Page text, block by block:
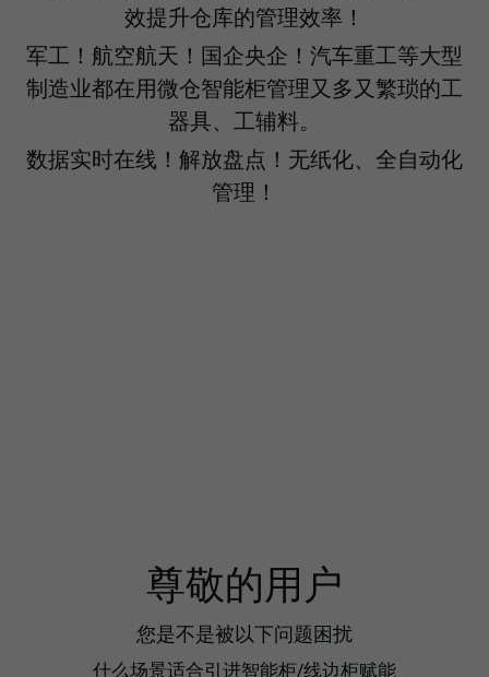
效提升仓库的管理效率！
军工！航空航天！国企央企！汽车重工等大型
制造业都在用微仓智能柜管理又多又繁琐的工
器具、工辅料。
数据实时在线！解放盘点！无纸化、全自动化
管理！
尊敬的用户
您是不是被以下问题困扰
什么场景适合引进智能柜/线边柜赋能